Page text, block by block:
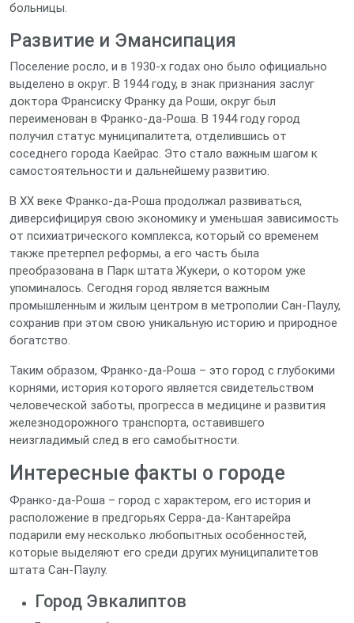
больницы.
Развитие и Эмансипация
Поселение росло, и в 1930-х годах оно было официально
выделено в округ. В 1944 году, в знак признания заслуг
доктора Франсиску Франку да Роши, округ был
переименован в Франко-да-Роша. В 1944 году город
получил статус муниципалитета, отделившись от
соседнего города Каейрас. Это стало важным шагом к
самостоятельности и дальнейшему развитию.
В XX веке Франко-да-Роша продолжал развиваться,
диверсифицируя свою экономику и уменьшая зависимость
от психиатрического комплекса, который со временем
также претерпел реформы, а его часть была
преобразована в Парк штата Жукери, о котором уже
упоминалось. Сегодня город является важным
промышленным и жилым центром в метрополии Сан-Паулу,
сохранив при этом свою уникальную историю и природное
богатство.
Таким образом, Франко-да-Роша – это город с глубокими
корнями, история которого является свидетельством
человеческой заботы, прогресса в медицине и развития
железнодорожного транспорта, оставившего
неизгладимый след в его самобытности.
Интересные факты о городе
Франко-да-Роша – город с характером, его история и
расположение в предгорьях Серра-да-Кантарейра
подарили ему несколько любопытных особенностей,
которые выделяют его среди других муниципалитетов
штата Сан-Паулу.
Город Эвкалиптов